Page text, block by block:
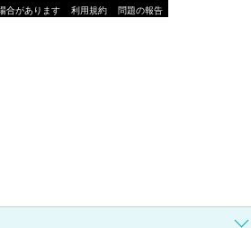
合があります 利用規約 問題の報告